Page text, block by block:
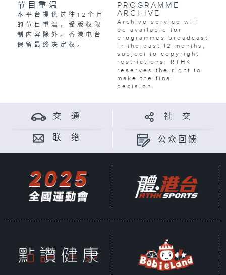
节目重温
本平台提供过往12个月
的节目重温，受版权限
制内容除外。香港电台
保留最终决定权。
PROGRAMME
ARCHIVE
Archive service will
be available for
programmes broadcast
in the past 12 months,
subject to copyright
restrictions. RTHK
reserves the right to
make the final
decision.
交 通 社 交
联 络 公众回馈